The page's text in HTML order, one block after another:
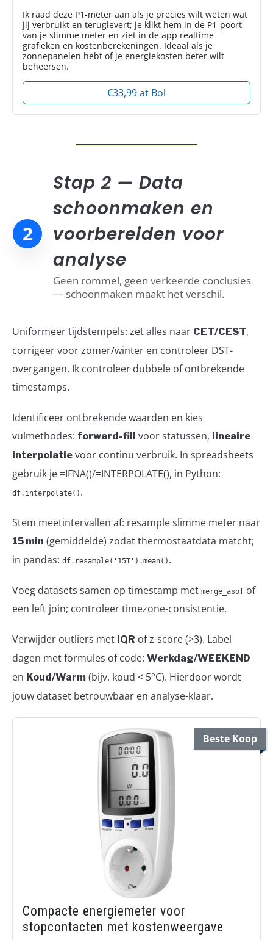
Ik raad deze P1-meter aan als je precies wilt weten wat
jij verbruikt en teruglevert; je klikt hem in de P1‑poort
van je slimme meter en ziet in de app realtime
grafieken en kostenberekeningen. Ideaal als je
zonnepanelen hebt of je energiekosten beter wilt
beheersen.
€33,99 at Bol
2
Stap 2 — Data
schoonmaken en
voorbereiden voor
analyse
Geen rommel, geen verkeerde conclusies
— schoonmaken maakt het verschil.
Uniformeer tijdstempels: zet alles naar CET/CEST,
corrigeer voor zomer/winter en controleer DST-
overgangen. Ik controleer dubbele of ontbrekende
timestamps.
Identificeer ontbrekende waarden en kies
vulmethodes: forward-fill voor statussen, lineaire
interpolatie voor continu verbruik. In spreadsheets
gebruik je =IFNA()/=INTERPOLATE(), in Python:
df.interpolate() .
Stem meetintervallen af: resample slimme meter naar
15 min (gemiddelde) zodat thermostaatdata matcht;
in pandas: df.resample('15T').mean() .
Voeg datasets samen op timestamp met merge_asof of
een left join; controleer timezone-consistentie.
Verwijder outliers met IQR of z-score (>3). Label
dagen met formules of code: Werkdag/WEEKEND
en Koud/Warm (bijv. koud < 5°C). Hierdoor wordt
jouw dataset betrouwbaar en analyse-klaar.
Beste Koop
Compacte energiemeter voor
stopcontacten met kostenweergave